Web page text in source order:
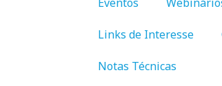
Links de Interesse
Notas Técnicas